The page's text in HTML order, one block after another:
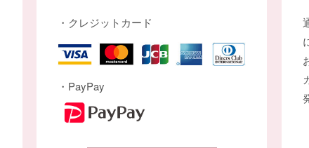
・クレジットカード
・PayPay